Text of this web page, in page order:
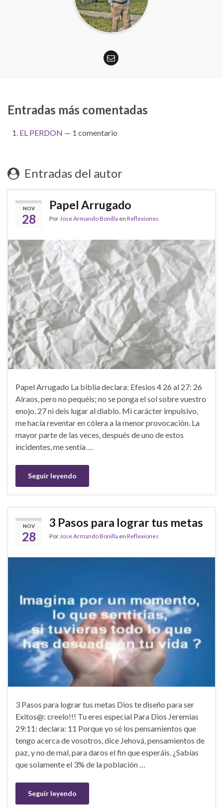
Entradas más comentadas
EL PERDON — 1 comentario
Entradas del autor
NOV
28
Papel Arrugado
Por Jose Armando Bonilla en Reflexiones
Papel Arrugado La biblia declara: Efesios 4 26 al 27: 26
Airaos, pero no pequéis; no se ponga el sol sobre vuestro
enojo, 27 ni deis lugar al diablo. Mi carácter impulsivo,
me hacía reventar en cólera a la menor provocación. La
mayor parte de las veces, después de uno de estos
incidentes, me sentía …
Seguir leyendo
NOV
28
3 Pasos para lograr tus metas
PorJose Armando Bonilla en Reflexiones
3 Pasos para lograr tus metas Dios te diseño para ser
Exitos@: creelo!!! Tu eres especial Para Dios Jeremias
29:11: declara: 11 Porque yo sé los pensamientos que
tengo acerca de vosotros, dice Jehová, pensamientos de
paz, y no de mal, para daros el fin que esperáis. ¿Sabías
que solamente el 3% de la población …
Seguir leyendo